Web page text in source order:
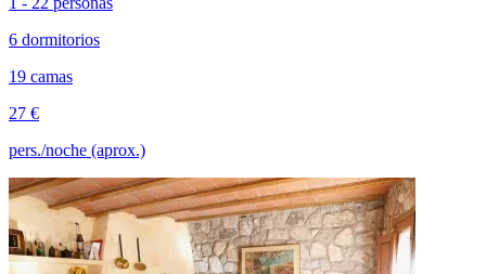
6 dormitorios
19 camas
27 €
pers./noche (aprox.)